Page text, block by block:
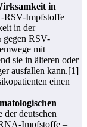
in
Impfstoffe
in der
gegen RSV-
mit
sie in älteren oder
ausfallen kann.[1]
einen
der deutschen
Impfstoffe –